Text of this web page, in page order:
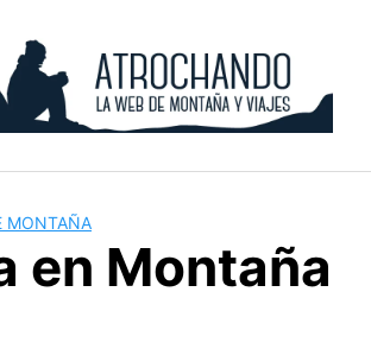
MONTAÑA
en Montaña